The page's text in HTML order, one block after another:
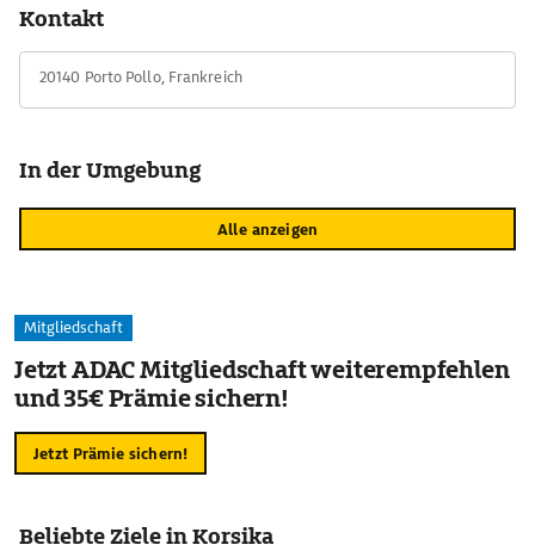
Kontakt
20140 Porto Pollo, Frankreich
In der Umgebung
Alle anzeigen
Mitgliedschaft
Jetzt ADAC Mitgliedschaft weiterempfehlen
und 35€ Prämie sichern!
Jetzt Prämie sichern!
Beliebte Ziele in Korsika